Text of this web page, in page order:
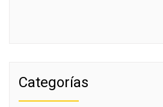
Categorías